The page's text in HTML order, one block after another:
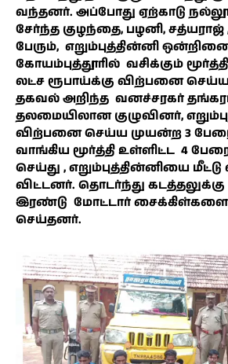
வந்தனர். அப்போது ஏற்காடு
சேர்ந்த குழந்தை, பழனி, சத்யராஜ்
பேரும், எறும்புத்தின்னி
கோயம்புத்தூரில் வசிக்கும்
லட்ச ரூபாய்க்கு விற்பனை
தகவல் அறிந்த வனச்சரகர்
தலமையிலான குழுவினர்,
விற்பனை செய்ய முயன்ற 3
வாங்கிய மூர்த்தி உள்ளிட்ட 4
செய்து , எறும்புத்தின்னியை
விட்டனர். தொடர்ந்து கடத்தலுக்கு
இரண்டு மோட்டார் சைக்கிள்களை
செய்தனர்.